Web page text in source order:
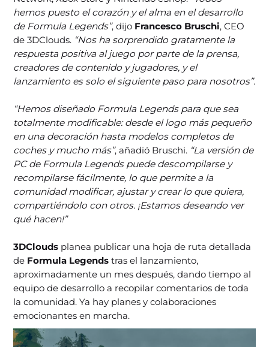
hemos puesto el corazón y el alma en el desarrollo
de Formula Legends”, dijo Francesco Bruschi, CEO
de 3DClouds. “Nos ha sorprendido gratamente la
respuesta positiva al juego por parte de la prensa,
creadores de contenido y jugadores, y el
lanzamiento es solo el siguiente paso para nosotros”.
“Hemos diseñado Formula Legends para que sea
totalmente modificable: desde el logo más pequeño
en una decoración hasta modelos completos de
coches y mucho más”, añadió Bruschi. “La versión de
PC de Formula Legends puede descompilarse y
recompilarse fácilmente, lo que permite a la
comunidad modificar, ajustar y crear lo que quiera,
compartiéndolo con otros. ¡Estamos deseando ver
qué hacen!”
3DClouds planea publicar una hoja de ruta detallada
de Formula Legends tras el lanzamiento,
aproximadamente un mes después, dando tiempo al
equipo de desarrollo a recopilar comentarios de toda
la comunidad. Ya hay planes y colaboraciones
emocionantes en marcha.